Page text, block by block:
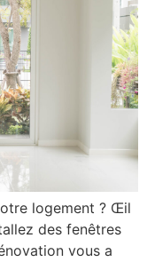
logement ? Œil
des fenêtres
vous a